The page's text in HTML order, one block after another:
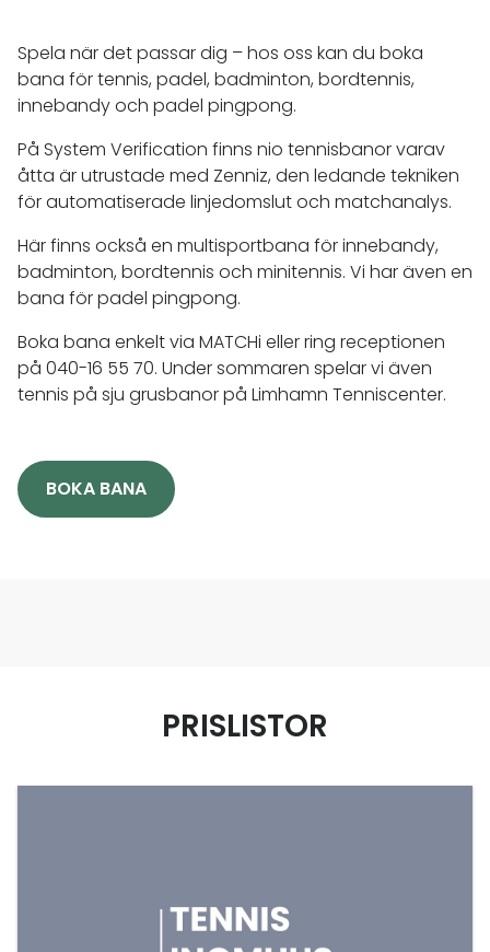
Spela när det passar dig – hos oss kan du boka
bana för tennis, padel, badminton, bordtennis,
innebandy och padel pingpong.
På System Verification finns nio tennisbanor varav
åtta är utrustade med Zenniz, den ledande tekniken
för automatiserade linjedomslut och matchanalys.
Här finns också en multisportbana för innebandy,
badminton, bordtennis och minitennis. Vi har även en
bana för padel pingpong.
Boka bana enkelt via MATCHi eller ring receptionen
på 040-16 55 70. Under sommaren spelar vi även
tennis på sju grusbanor på Limhamn Tenniscenter.
BOKA BANA
PRISLISTOR